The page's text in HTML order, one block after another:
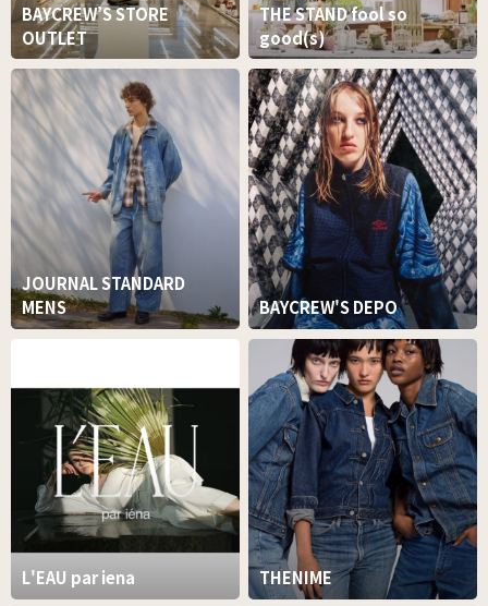
BAYCREW’S STORE
OUTLET
THE STAND fool so
good(s)
JOURNAL STANDARD
MENS
BAYCREW'S DEPO
L'EAU par iena THENIME